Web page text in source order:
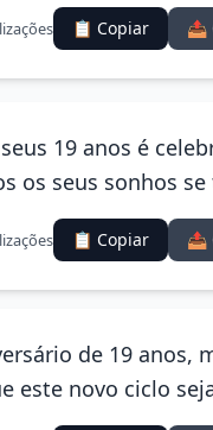
📋 Copiar 📤
19 anos é
os seus sonhos
📋 Copiar 📤
de 19 anos,
este novo ciclo